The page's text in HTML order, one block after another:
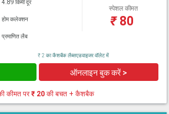
4.89 किमी दूर
होम कलेक्शन
प्रमाणित लैब
स्पेशल कीमत
₹80
₹ 2 का कैशबैक लैब्सएडवाइजर वॉलेट में
ऑनलाइन बुक करें >
कीमत पर₹ 20 की बचत + कैशबैक